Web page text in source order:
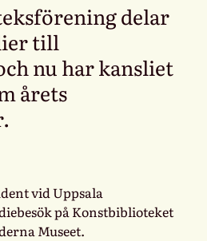
delar
till
nu har kansliet
årets
vid Uppsala
på Konstbiblioteket
Museet.